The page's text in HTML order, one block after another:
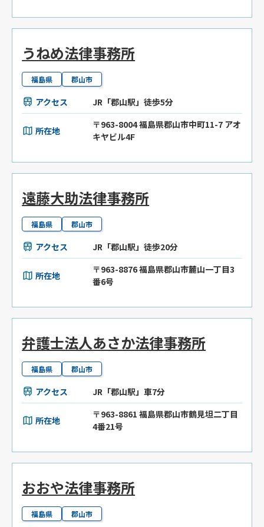
うねめ法律事務所
福島県 郡山市
アクセス JR「郡山駅」徒歩5分
所在地
〒963-8004 福島県郡山市中町11-7 アオ
キヤビル4F
遠藤大助法律事務所
福島県 郡山市
アクセス JR「郡山駅」徒歩20分
所在地
〒963-8876 福島県郡山市麓山一丁目3
番6号
弁護士法人あさか法律事務所
福島県 郡山市
アクセス JR「郡山駅」車7分
所在地
〒963-8861 福島県郡山市鶴見坦二丁目
4番21号
おおや法律事務所
福島県 郡山市